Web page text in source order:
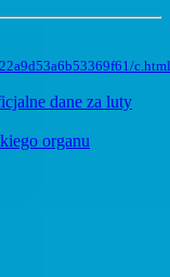
c.html
dane za luty
organu